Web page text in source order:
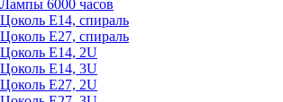
Лампы 6000 часов
Цоколь Е14, спираль
Цоколь Е27, спираль
Цоколь Е14, 2U
Цоколь Е14, 3U
Цоколь Е27, 2U